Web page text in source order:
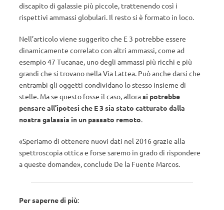
discapito di galassie più piccole, trattenendo così i
rispettivi ammassi globulari. Il resto si è formato in loco.
Nell’articolo viene suggerito che E 3 potrebbe essere
dinamicamente correlato con altri ammassi, come ad
esempio 47 Tucanae, uno degli ammassi più ricchi e più
grandi che si trovano nella Via Lattea. Può anche darsi che
entrambi gli oggetti condividano lo stesso insieme di
stelle. Ma se questo fosse il caso, allorasi potrebbe
pensare all’ipotesi che E 3 sia stato catturato dalla
nostra galassia in un passato remoto.
«Speriamo di ottenere nuovi dati nel 2016 grazie alla
spettroscopia ottica e forse saremo in grado di rispondere
a queste domande», conclude De la Fuente Marcos.
Per saperne di più: